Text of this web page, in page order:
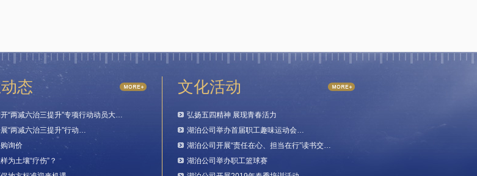
态
“两减六治三提升”专项行动动员大…
“两减六治三提升”行动…
询价
为土壤“疗伤”？
文化活动
弘扬五四精神 展现青春活力
湖泊公司举办首届职工趣味运动会…
湖泊公司开展“责任在心、担当在行”读书交…
湖泊公司举办职工篮球赛